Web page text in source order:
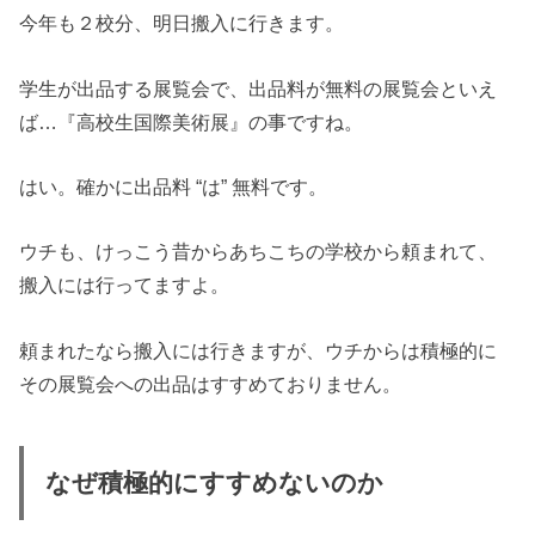
今年も２校分、明日搬入に行きます。
学生が出品する展覧会で、出品料が無料の展覧会といえ
ば…『高校生国際美術展』の事ですね。
はい。確かに出品料 “は” 無料です。
ウチも、けっこう昔からあちこちの学校から頼まれて、
搬入には行ってますよ。
頼まれたなら搬入には行きますが、ウチからは積極的に
その展覧会への出品はすすめておりません。
なぜ積極的にすすめないのか